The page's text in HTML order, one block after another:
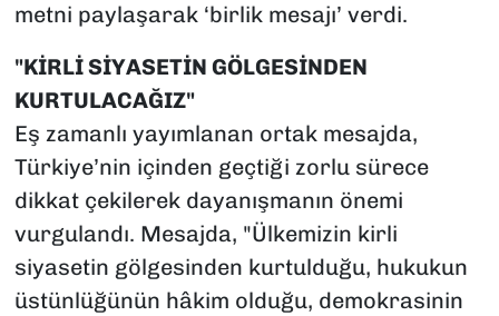
metni paylaşarak ‘birlik mesajı’ verdi.
"KİRLİ SİYASETİN GÖLGESİNDEN
KURTULACAĞIZ"
Eş zamanlı yayımlanan ortak mesajda,
Türkiye’nin içinden geçtiği zorlu sürece
dikkat çekilerek dayanışmanın önemi
vurgulandı. Mesajda, "Ülkemizin kirli
siyasetin gölgesinden kurtulduğu, hukukun
üstünlüğünün hâkim olduğu, demokrasinin